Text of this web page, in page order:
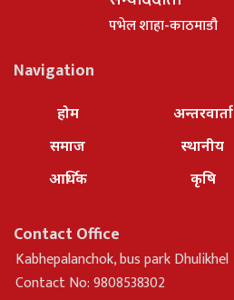
पभेल शाहा-काठमाडौ
Navigation
होम
समाज
आर्थिक
अन्तरवार्ता
स्थानीय
कृषि
Contact Office
Kabhepalanchok, bus park Dhulikhel
Contact No: 9808538302